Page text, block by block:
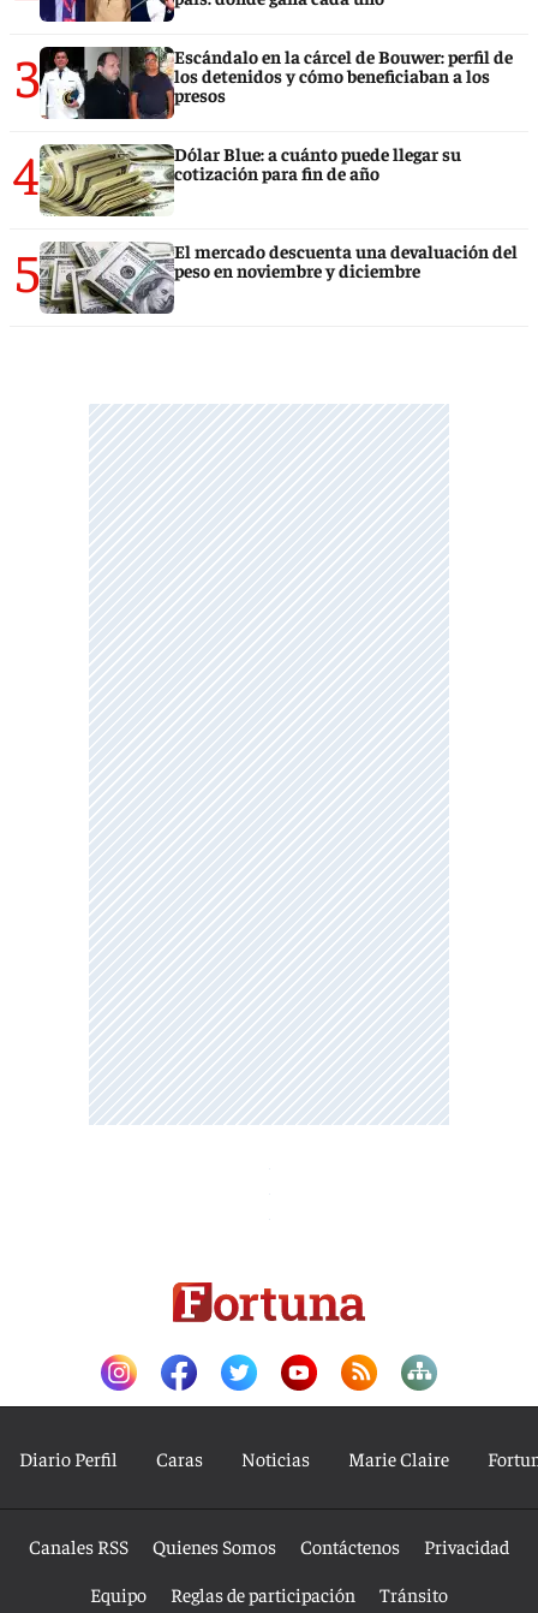
3
Escándalo en la cárcel de Bouwer: perfil de
los detenidos y cómo beneficiaban a los
presos
4
Dólar Blue: a cuánto puede llegar su
cotización para fin de año
5
El mercado descuenta una devaluación del
peso en noviembre y diciembre
Diario Perfil Caras Noticias Marie Claire
Canales RSS Quienes Somos Contáctenos
Privacidad
Equipo
Reglas de participación Tránsito